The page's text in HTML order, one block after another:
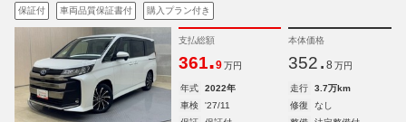
保証付 車両品質保証書付 購入プラン付き
支払総額
361.9 万円
本体価格
352. 8 万円
年式 2022年 走行
3.7万km
車検
'27/11 修復
なし